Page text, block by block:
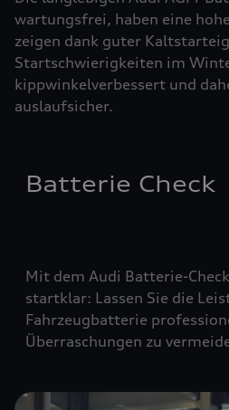
wartungsfrei, haben eine
zeigen dank guter
Startschwierigkeiten im
kippwinkelverbessert und
auslaufsicher.
Batterie Check
Mit dem Audi Batterie-
startklar: Lassen Sie die
Fahrzeugbatterie
Überraschungen zu